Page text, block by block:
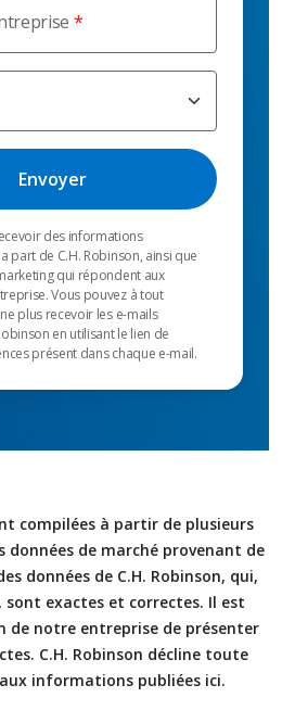
des informations
part de C.H. Robinson, ainsi que
qui répondent aux
Vous pouvez à tout
plus recevoir les e-mails
en utilisant le lien de
présent dans chaque e-mail.
compilées à partir de plusieurs
données de marché provenant de
données de C.H. Robinson, qui,
sont exactes et correctes. Il est
notre entreprise de présenter
C.H. Robinson décline toute
informations publiées ici.